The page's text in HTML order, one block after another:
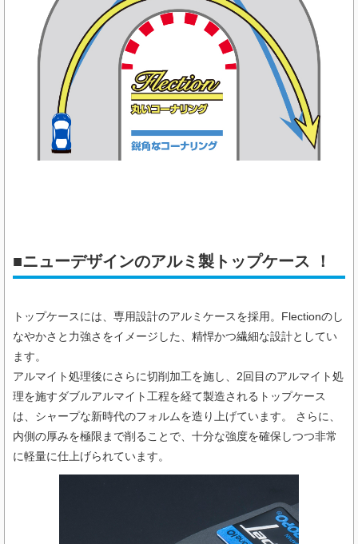
■ニューデザインのアルミ製トップケース ！
トップケースには、専用設計のアルミケースを採用。Flectionのし
なやかさと力強さをイメージした、精悍かつ繊細な設計としてい
ます。
アルマイト処理後にさらに切削加工を施し、2回目のアルマイト処
理を施すダブルアルマイト工程を経て製造されるトップケース
は、シャープな新時代のフォルムを造り上げています。 さらに、
内側の厚みを極限まで削ることで、十分な強度を確保しつつ非常
に軽量に仕上げられています。